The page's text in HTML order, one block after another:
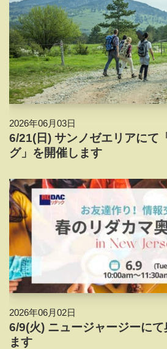
2026年06月03日
6/21(日) サンノゼエリアにて
グ」を開催します
2026年06月02日
6/9(火) ニュージャージーに
ます